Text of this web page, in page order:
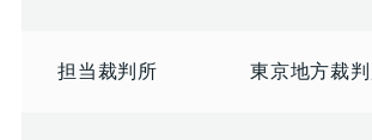
担当裁判所 東京地方裁